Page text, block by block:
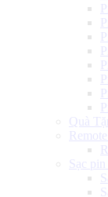
Quà
Sạc pin